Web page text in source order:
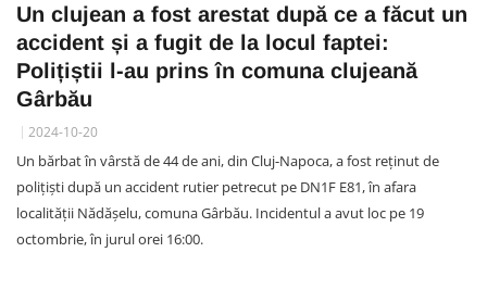
Un clujean a fost arestat după ce a făcut un
accident și a fugit de la locul faptei:
Polițiștii l-au prins în comuna clujeană
Gârbău
2024-10-20
Un bărbat în vârstă de 44 de ani, din Cluj-Napoca, a fost reținut de
polițiști după un accident rutier petrecut pe DN1F E81, în afara
localității Nădășelu, comuna Gârbău. Incidentul a avut loc pe 19
octombrie, în jurul orei 16:00.